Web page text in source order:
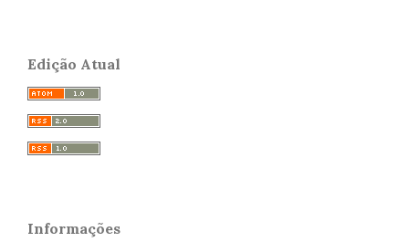
Edição Atual
Informações